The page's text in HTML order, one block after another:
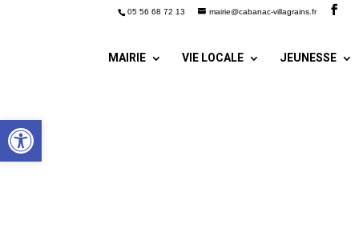
Ouvrir la barre d’outils
05 56 68 72 13 mairie@cabanac-villagrains.fr
MAIRIE VIE LOCALE JEUNESSE